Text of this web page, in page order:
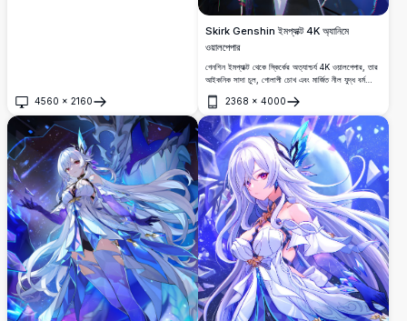
4560 × 2160
খুলুন
Skirk Genshin ইমপ্যাক্ট 4K অ্যানিমে
ওয়ালপেপার
গেনশিন ইমপ্যাক্ট থেকে স্কির্কের অত্যাশ্চর্য 4K ওয়ালপেপার, তার
আইকনিক সাদা চুল, গোলাপী চোখ এবং মার্জিত নীল যুদ্ধ বর্ম
সমন্বিত।
2368 × 4000
খুলুন